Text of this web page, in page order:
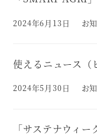
投稿日
2024年6月13日 お
使えるニュース（
投稿日
2024年5月30日 お
「サステナウィ